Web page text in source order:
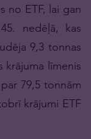
no ETF, lai gan
nedēļā, kas
9,3 tonnas
krājuma līmenis
79,5 tonnām
krājumi ETF